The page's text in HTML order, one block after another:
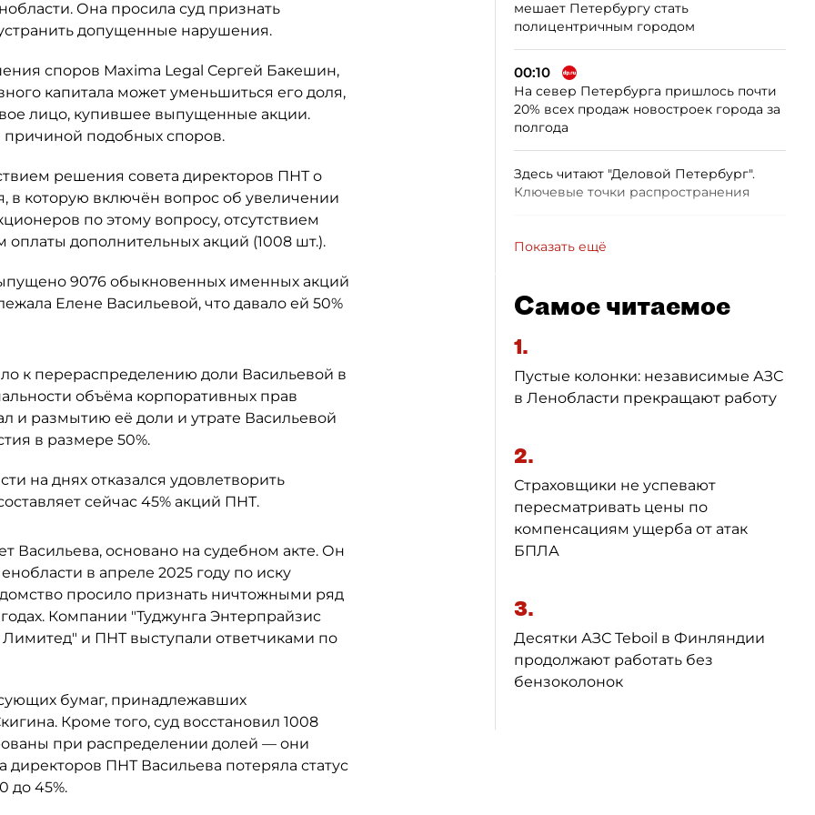
Она просила суд признать
допущенные нарушения.
споров Maxima Legal Сергей Бакешин,
капитала может уменьшиться его доля,
лицо, купившее выпущенные акции.
причиной подобных споров.
решения совета директоров ПНТ о
в которую включён вопрос об увеличении
по этому вопросу, отсутствием
дополнительных акций (1008 шт.).
9076 обыкновенных именных акций
Елене Васильевой, что давало ей 50%
к перераспределению доли Васильевой в
объёма корпоративных прав
и размытию её доли и утрате Васильевой
в размере 50%.
на днях отказался удовлетворить
сейчас 45% акций ПНТ.
Васильева, основано на судебном акте. Он
в апреле 2025 году по иску
просило признать ничтожными ряд
Компании "Туджунга Энтерпрайзис
и ПНТ выступали ответчиками по
бумаг, принадлежавших
Кроме того, суд восстановил 1008
при распределении долей — они
директоров ПНТ Васильева потеряла статус
до 45%.
мешает Петербургу стать
полицентричным городом
00:10
На север Петербурга пришлось почти
20% всех продаж новостроек города за
полгода
Здесь читают "Деловой Петербург".
Ключевые точки распространения
Показать ещё
Самое читаемое
1.
Пустые колонки: независимые АЗС
в Ленобласти прекращают работу
2.
Страховщики не успевают
пересматривать цены по
компенсациям ущерба от атак
БПЛА
3.
Десятки АЗС Teboil в Финляндии
продолжают работать без
бензоколонок